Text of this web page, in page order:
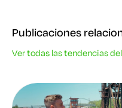
Publicaciones
Ver todas las tendencias